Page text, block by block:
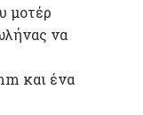
μοτέρ
να
και ένα